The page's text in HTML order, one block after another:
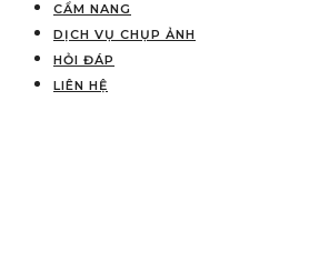
CẨM NANG
DỊCH VỤ CHỤP ẢNH
HỎI ĐÁP
LIÊN HỆ